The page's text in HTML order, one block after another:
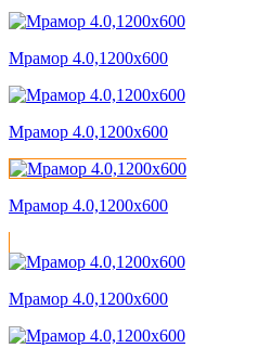
Мрамор 4.0,1200x600
Мрамор 4.0,1200x600
Мрамор 4.0,1200x600
Мрамор 4.0,1200x600